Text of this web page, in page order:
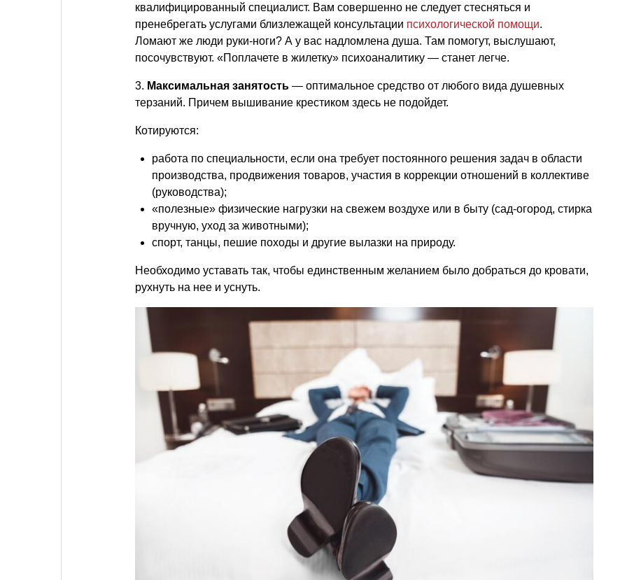
квалифицированный специалист. Вам совершенно не следует стесняться и
пренебрегать услугами близлежащей консультации психологической помощи.
Ломают же люди руки-ноги? А у вас надломлена душа. Там помогут, выслушают,
посочувствуют. «Поплачете в жилетку» психоаналитику — станет легче.
3. Максимальная занятость — оптимальное средство от любого вида душевных
терзаний. Причем вышивание крестиком здесь не подойдет.
Котируются:
работа по специальности, если она требует постоянного решения задач в области
производства, продвижения товаров, участия в коррекции отношений в коллективе
(руководства);
«полезные» физические нагрузки на свежем воздухе или в быту (сад-огород, стирка
вручную, уход за животными);
спорт, танцы, пешие походы и другие вылазки на природу.
Необходимо уставать так, чтобы единственным желанием было добраться до кровати,
рухнуть на нее и уснуть.